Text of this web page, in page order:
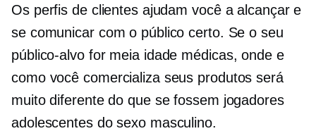
Os perfis de clientes ajudam você a alcançar e
se comunicar com o público certo. Se o seu
público-alvo for meia idade médicas, onde e
como você comercializa seus produtos será
muito diferente do que se fossem jogadores
adolescentes do sexo masculino.